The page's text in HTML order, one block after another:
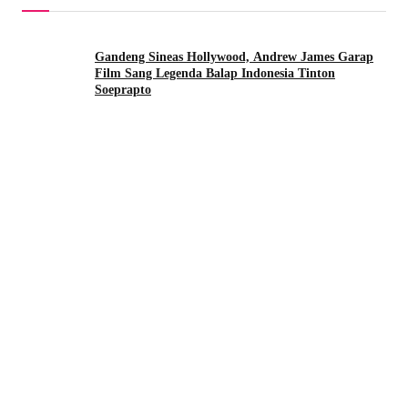
Gandeng Sineas Hollywood, Andrew James Garap
Film Sang Legenda Balap Indonesia Tinton
Soeprapto